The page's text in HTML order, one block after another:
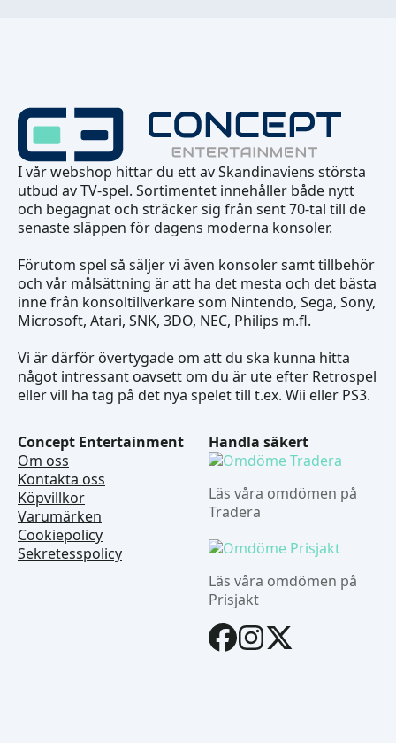
I vår webshop hittar du ett av Skandinaviens största
utbud av TV-spel. Sortimentet innehåller både nytt
och begagnat och sträcker sig från sent 70-tal till de
senaste släppen för dagens moderna konsoler.
Förutom spel så säljer vi även konsoler samt tillbehör
och vår målsättning är att ha det mesta och det bästa
inne från konsoltillverkare som Nintendo, Sega, Sony,
Microsoft, Atari, SNK, 3DO, NEC, Philips m.fl.
Vi är därför övertygade om att du ska kunna hitta
något intressant oavsett om du är ute efter Retrospel
eller vill ha tag på det nya spelet till t.ex. Wii eller PS3.
Concept Entertainment
Om oss
Kontakta oss
Köpvillkor
Varumärken
Cookiepolicy
Sekretesspolicy
Handla säkert
Läs våra omdömen på
Tradera
Läs våra omdömen på
Prisjakt